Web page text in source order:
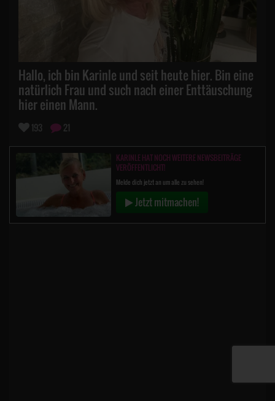
Hallo, ich bin Karinle und seit heute hier. Bin eine
natürlich Frau und such nach einer Enttäuschung
hier einen Mann.
193 21
KARINLE HAT NOCH WEITERE NEWSBEITRÄGE
VERÖFFENTLICHT!
Melde dich jetzt an um alle zu sehen!
Jetzt mitmachen!